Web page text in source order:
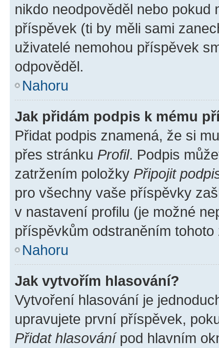
nikdo neodpověděl nebo pokud
příspěvek (ti by měli sami
uživatelé nemohou příspěvek
odpověděl.
Nahoru
Jak přidám podpis k mému
Přidat podpis znamená, že si
přes stránku Profil. Podpis
zatržením položky Připojit
pro všechny vaše příspěvky
v nastavení profilu (je možné
příspěvkům odstraněním
Nahoru
Jak vytvořím hlasování?
Vytvoření hlasování je
upravujete první příspěvek,
Přidat hlasovánípod hlavním